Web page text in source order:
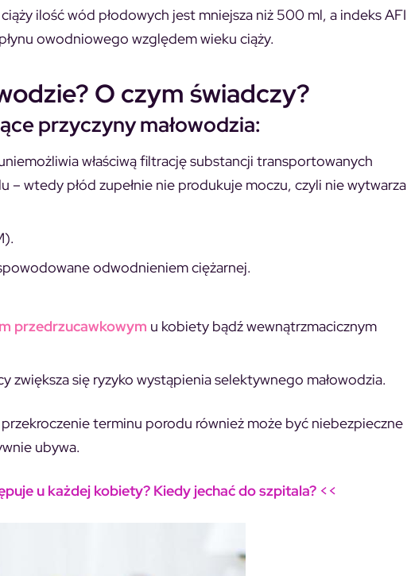
ilość wód płodowych jest mniejsza niż 500 ml, a indeks AFI
owodniowego względem wieku ciąży.
O czym świadczy?
przyczyny małowodzia:
właściwą filtrację substancji transportowanych
– wtedy płód zupełnie nie produkuje moczu, czyli nie wytwarza
odwodnieniem ciężarnej.
przedrzucawkowym u kobiety bądź wewnątrzmacicznym
zwiększa się ryzyko wystąpienia selektywnego małowodzia.
terminu porodu również może być niebezpieczne
ubywa.
u każdej kobiety? Kiedy jechać do szpitala? <<